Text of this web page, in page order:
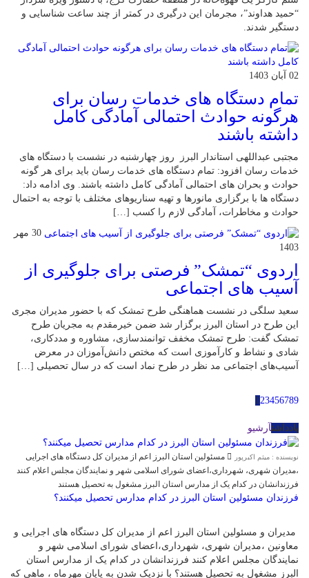
“حمید هداوند”، مجرمان این درگیری در کمتر از چند ساعت شناسایی و
دستگیر شدند.
02 آبان 1403
تمام دستگاه های خدمات رسان برای
هرگونه حوادث احتمالی آمادگی کامل
داشته باشند
مجتبی عبداللهی استاندار البرز روز چهارشنبه در نشست با دستگاه های
خدمات رسان افزود: تمام دستگاه های خدمات رسان باید برای هر گونه
حوادث و بحران های احتمالی آمادگی کامل داشته باشند. وی ادامه داد:
دستگاه ها با برگزاری مانورها و تهیه سناریوهای مختلف با توجه به احتمال
حوادث و مخاطرات، آمادگی لازم را کسب […]
30 مهر
1403
اردوی “تمشک” فرصتی برای جلوگیری از
آسیب های اجتماعی
سعید سلگی در نشست هماهنگی طرح تمشک که با حضور مدیران مجری
این طرح در استان البرز برگزار شد ضمن خیرمقدم به مجریان طرح
تمشک گفت: طرح تمشک مخفف توانمندسازی، مشاوره و مددکاری،
شادی و نشاط و کارآموزی است که مختص دانش‌آموزان در معرض
آسیب‌های اجتماعی مد نظر در طرح نماد است که در سال تحصیلی […]
1 23456789
یادداشتآرشیو
نویسنده : میثم اکبرپور
مسئولین استان البرز اعم از مدیران کل دستگاه های اجرایی
،مدیران شهری، شهرداری،اعضای شورای اسلامی شهر و نمایندگان مجلس اعلام کنند
فرزندانشان در کدام یک از مدارس استان البرز مشغول به تحصیل هستند
فرزندان مسئولین استان البرز در کدام مدارس تحصیل میکنند؟
مدیران و مسئولین استان البرز اعم از مدیران کل دستگاه های اجرایی و
معاونین ،مدیران شهری، شهرداری،اعضای شورای اسلامی شهر و
نمایندگان مجلس اعلام کنند فرزندانشان در کدام یک از مدارس استان
البرز مشغول به تحصیل هستند؟ با نزدیک شدن به پایان مهرماه ، ماهی که